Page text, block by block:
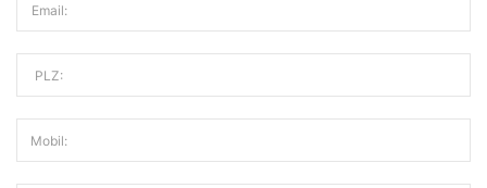
Email:
PLZ:
Mobil: